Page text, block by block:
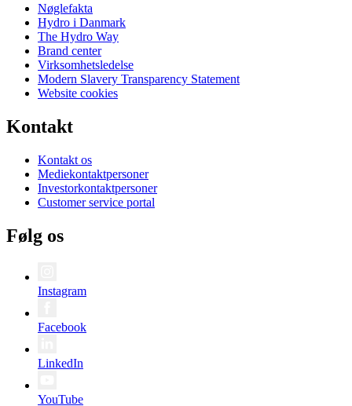
Nøglefakta
Hydro i Danmark
The Hydro Way
Brand center
Virksomhetsledelse
Modern Slavery Transparency Statement
Website cookies
Kontakt
Kontakt os
Mediekontaktpersoner
Investorkontaktpersoner
Customer service portal
Følg os
Instagram
Facebook
LinkedIn
YouTube